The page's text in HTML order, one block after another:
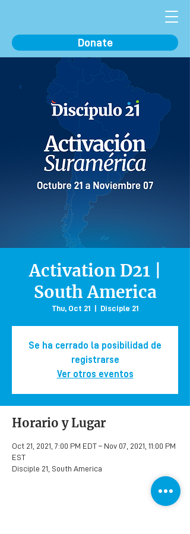
Donate
Activation D21 |
South America
Thu, Oct 21 Disciple 21
Se ha cerrado la posibilidad de
registrarse
Ver otros eventos
Horario y Lugar
Oct 21, 2021, 7:00 PM EDT – Nov 07, 2021, 11:00 PM
EST
Disciple 21, South America